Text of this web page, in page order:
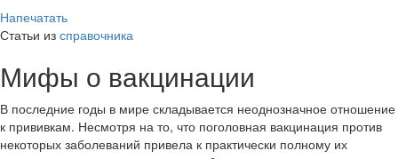
Напечатать
Статьи из справочника
Мифы о вакцинации
В последние годы в мире складывается неоднозначное отношение
к прививкам. Несмотря на то, что поголовная вакцинация против
некоторых заболеваний привела к практически полному их